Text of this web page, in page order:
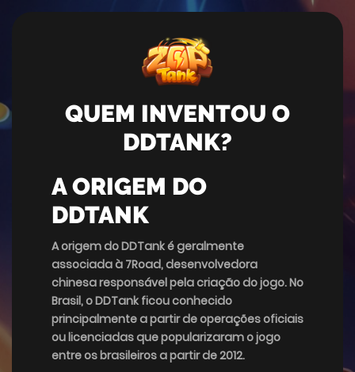
QUEM INVENTOU O
DDTANK?
A ORIGEM DO
DDTANK
A origem do DDTank é geralmente
associada à 7Road, desenvolvedora
chinesa responsável pela criação do jogo. No
Brasil, o DDTank ficou conhecido
principalmente a partir de operações oficiais
ou licenciadas que popularizaram o jogo
entre os brasileiros a partir de 2012.